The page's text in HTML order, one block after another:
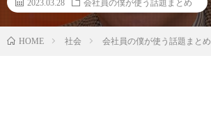
2023.03.28 会社員の僕が使う話題まとめ
HOME 社会 会社員の僕が使う話題まとめ